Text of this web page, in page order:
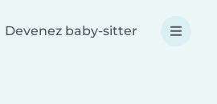
Devenez baby-sitter